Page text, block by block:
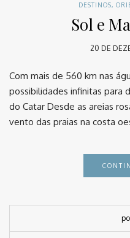
DESTINOS,
Sol e
20 DE
Com mais de 560 km nas
possibilidades infinitas para
do Catar Desde as areias
vento das praias na costa